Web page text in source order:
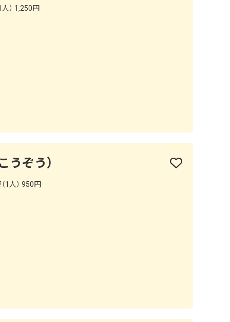
） 1,250円
うぞう）
1人） 950円